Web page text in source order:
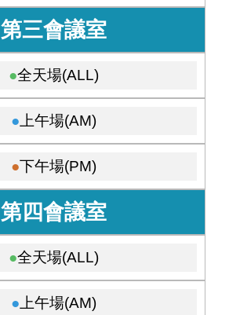
第三會議室
全天場(ALL)
上午場(AM)
下午場(PM)
第四會議室
全天場(ALL)
上午場(AM)